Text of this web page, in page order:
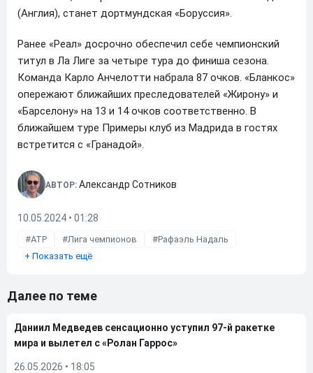
(Англия), станет дортмундская «Боруссия».
Ранее «Реал» досрочно обеспечил себе чемпионский
титул в Ла Лиге за четыре тура до финиша сезона.
Команда Карло Анчелотти набрала 87 очков. «Бланкос»
опережают ближайших преследователей «Жирону» и
«Барселону» на 13 и 14 очков соответственно. В
ближайшем туре Примеры клуб из Мадрида в гостях
встретится с «Гранадой».
АВТОР: Александр Сотников
10.05.2024 • 01:28
ATP Лига чемпионов
Рафаэль Надаль
+ Показать ещё
Далее по теме
Даниил Медведев сенсационно уступил 97-й ракетке
мира и вылетел с «Ролан Гаррос»
26.05.2026 • 18:05